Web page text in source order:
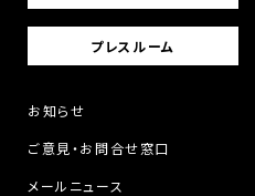
プレスルーム
お知らせ
ご意見・お問合せ窓口
メールニュース